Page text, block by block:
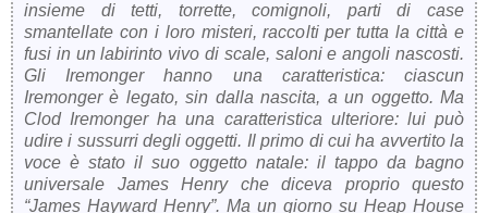
insieme di tetti, torrette, comignoli, parti di case
smantellate con i loro misteri, raccolti per tutta la città e
fusi in un labirinto vivo di scale, saloni e angoli nascosti.
Gli Iremonger hanno una caratteristica: ciascun
Iremonger è legato, sin dalla nascita, a un oggetto. Ma
Clod Iremonger ha una caratteristica ulteriore: lui può
udire i sussurri degli oggetti. Il primo di cui ha avvertito la
voce è stato il suo oggetto natale: il tappo da bagno
universale James Henry che diceva proprio questo
“James Hayward Henry”. Ma un giorno su Heap House